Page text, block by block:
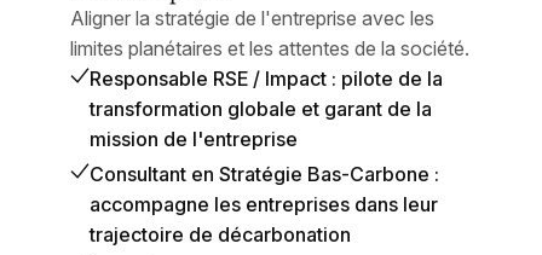
Aligner la stratégie de l'entreprise avec les
limites planétaires et les attentes de la société.
Responsable RSE / Impact : pilote de la
transformation globale et garant de la
mission de l'entreprise
Consultant en Stratégie Bas-Carbone :
accompagne les entreprises dans leur
trajectoire de décarbonation